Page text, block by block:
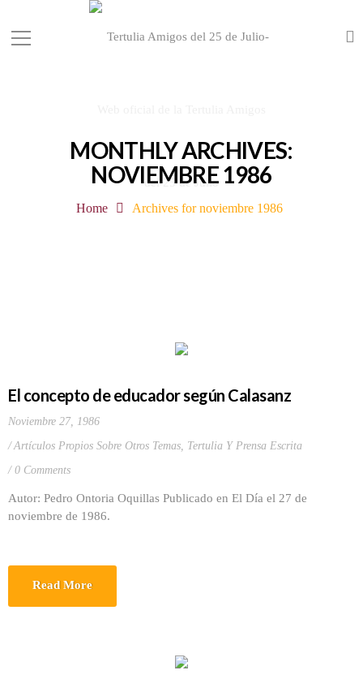
MONTHLY ARCHIVES:
NOVIEMBRE 1986
Home Archives for noviembre 1986
El concepto de educador según Calasanz
Noviembre 27, 1986
Artículos Propios Sobre Otros Temas, Tertulia Y Prensa Escrita
0 Comments
Autor: Pedro Ontoria Oquillas Publicado en El Día el 27 de
noviembre de 1986.
Read More